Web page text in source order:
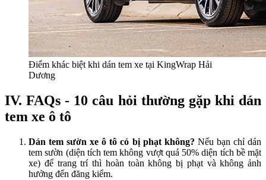
Điểm khác biệt khi dán tem xe tại KingWrap Hải
Dương
IV. FAQs - 10 câu hỏi thường gặp khi dán
tem xe ô tô
Dán tem sườn xe ô tô có bị phạt không? Nếu bạn chỉ dán
tem sườn (diện tích tem không vượt quá 50% diện tích bề mặt
xe) để trang trí thì hoàn toàn không bị phạt và không ảnh
hưởng đến đăng kiểm.